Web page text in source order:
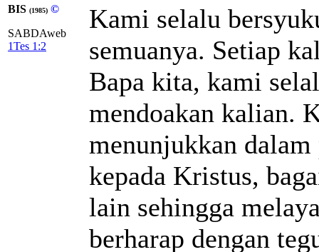
BIS (1985) ©
SABDAweb
1Tes 1:2
Kami selalu
semuanya. Setiap
Bapa kita, kami
mendoakan kalian.
menunjukkan
kepada Kristus,
lain sehingga
berharap dengan